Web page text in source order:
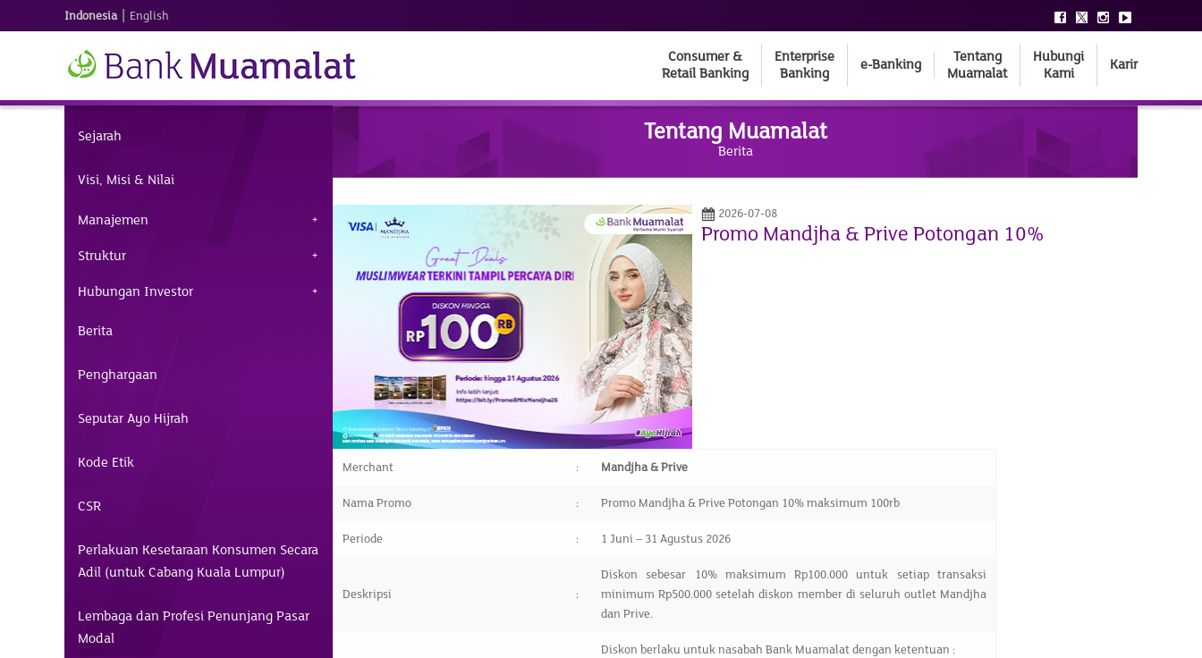
Indonesia | English
Consumer &
Retail Banking
Enterprise
Banking
e-Banking
Tentang
Muamalat
Hubungi
Kami
Karir
Sejarah
Visi, Misi & Nilai
Manajemen
Struktur
Hubungan Investor
Berita
Penghargaan
Seputar Ayo Hijrah
Kode Etik
CSR
Perlakuan Kesetaraan Konsumen Secara
Adil (untuk Cabang Kuala Lumpur)
Lembaga dan Profesi Penunjang Pasar
Modal
Tentang Muamalat
Berita
2026-07-08
Promo Mandjha & Prive Potongan 10%
Merchant : Mandjha & Prive
Nama Promo : Promo Mandjha & Prive Potongan 10% maksimum 100rb
Periode : 1 Juni – 31 Agustus 2026
Deskripsi :
Diskon sebesar 10% maksimum Rp100.000 untuk setiap transaksi
minimum Rp500.000 setelah diskon member di seluruh outlet Mandjha
dan Prive.
Diskon berlaku untuk nasabah Bank Muamalat dengan ketentuan :